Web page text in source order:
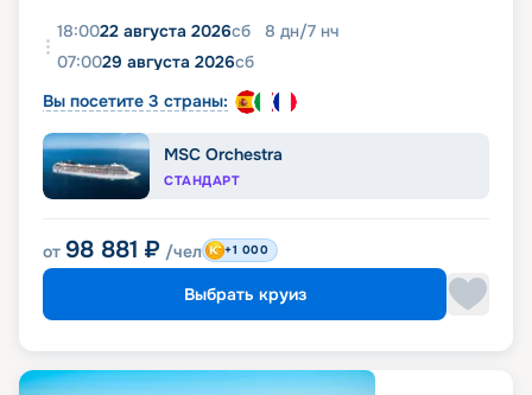
18:0022 августа 2026сб 8 дн/7 нч
07:0029 августа 2026сб
Вы посетите 3 страны:
MSC Orchestra
СТАНДАРТ
от 98 881 ₽ /чел +1 000
Выбрать круиз